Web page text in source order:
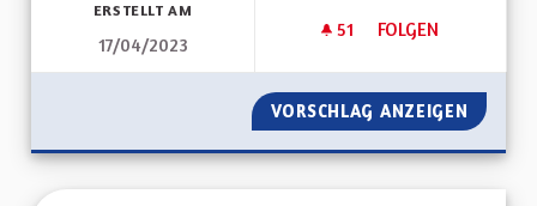
ERSTELLT AM
17/04/2023
51 51 FOLLOWER
FOLGEN
RÉSEAUX
VORSCHLAG ANZEIGEN